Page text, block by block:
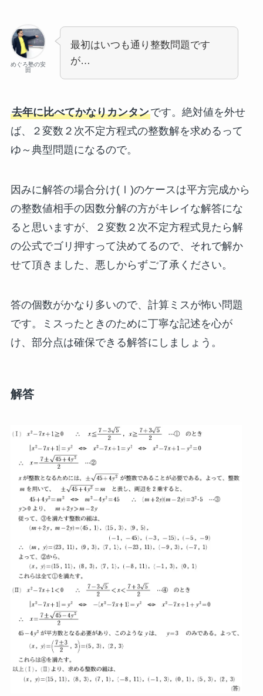
めぐろ塾の安
田
最初はいつも通り整数問題です
が…
去年に比べてかなりカンタンです。絶対値を外せ
ば、２変数２次不定方程式の整数解を求めるって
ゆ～典型問題になるので。
因みに解答の場合分け(Ⅰ)のケースは平方完成から
の整数値相手の因数分解の方がキレイな解答にな
ると思いますが、２変数２次不定方程式見たら解
の公式でゴリ押すって決めてるので、それで解か
せて頂きました、悪しからずご了承ください。
答の個数がかなり多いので、計算ミスが怖い問題
です。ミスったときのために丁寧な記述を心が
け、部分点は確保できる解答にしましょう。
解答